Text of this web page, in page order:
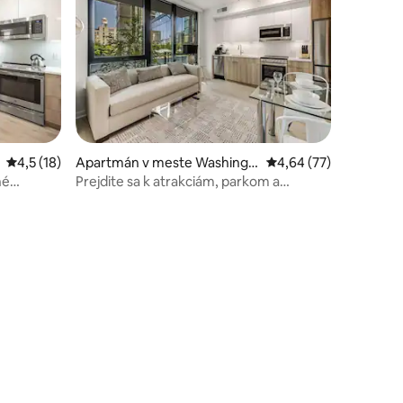
Priemerné ohodnotenie 4,5 z 5, počet hodnotení: 18
4,5 (18)
Apartmán v meste Washingt
on
Priemerné
4,64 (77)
Prejdite sa k atrakciám, parkom a